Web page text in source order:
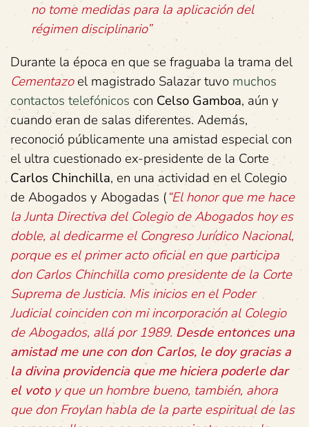
no tome medidas para la aplicación del
régimen disciplinario”
Durante la época en que se fraguaba la trama del
Cementazoel magistrado Salazar tuvo muchos
contactos telefónicos con Celso Gamboa, aún y
cuando eran de salas diferentes. Además,
reconoció públicamente una amistad especial con
el ultra cuestionado ex-presidente de la Corte
Carlos Chinchilla, en una actividad en el Colegio
de Abogados y Abogadas (“El honor que me hace
la Junta Directiva del Colegio de Abogados hoy es
doble, al dedicarme el Congreso Jurídico Nacional,
porque es el primer acto oficial en que participa
don Carlos Chinchilla como presidente de la Corte
Suprema de Justicia. Mis inicios en el Poder
Judicial coinciden con mi incorporación al Colegio
de Abogados, allá por 1989. Desde entonces una
amistad me une con don Carlos, le doy gracias a
la divina providencia que me hiciera poderle dar
el voto y que un hombre bueno, también, ahora
que don Froylan habla de la parte espiritual de las